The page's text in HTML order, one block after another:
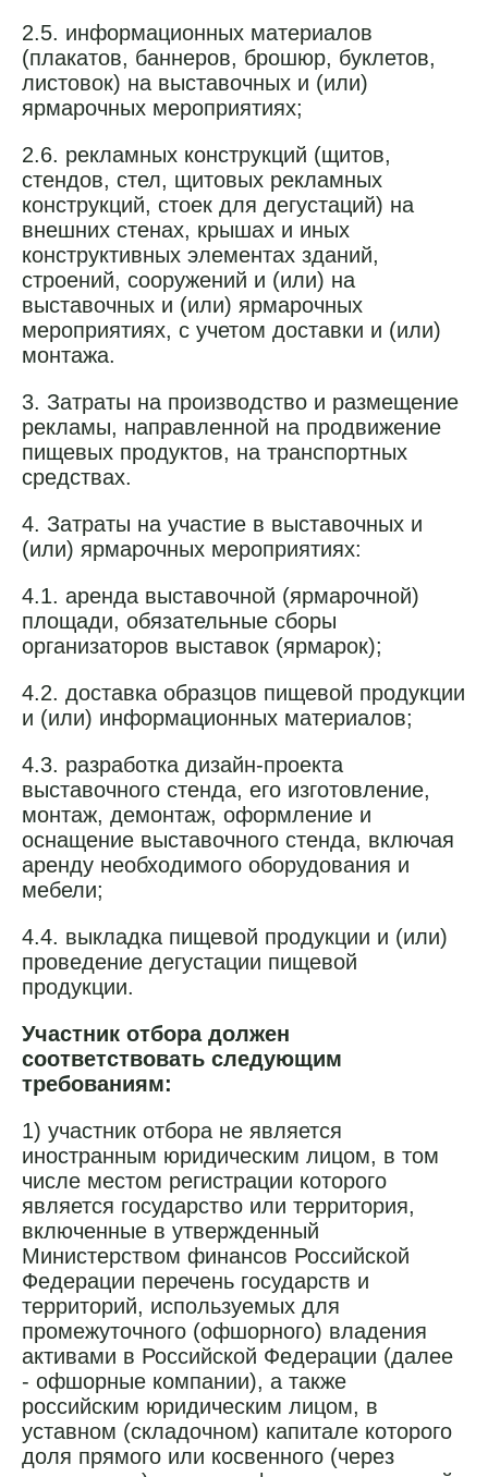
2.5. информационных материалов
(плакатов, баннеров, брошюр, буклетов,
листовок) на выставочных и (или)
ярмарочных мероприятиях;
2.6. рекламных конструкций (щитов,
стендов, стел, щитовых рекламных
конструкций, стоек для дегустаций) на
внешних стенах, крышах и иных
конструктивных элементах зданий,
строений, сооружений и (или) на
выставочных и (или) ярмарочных
мероприятиях, с учетом доставки и (или)
монтажа.
3. Затраты на производство и размещение
рекламы, направленной на продвижение
пищевых продуктов, на транспортных
средствах.
4. Затраты на участие в выставочных и
(или) ярмарочных мероприятиях:
4.1. аренда выставочной (ярмарочной)
площади, обязательные сборы
организаторов выставок (ярмарок);
4.2. доставка образцов пищевой продукции
и (или) информационных материалов;
4.3. разработка дизайн-проекта
выставочного стенда, его изготовление,
монтаж, демонтаж, оформление и
оснащение выставочного стенда, включая
аренду необходимого оборудования и
мебели;
4.4. выкладка пищевой продукции и (или)
проведение дегустации пищевой
продукции.
Участник отбора должен
соответствовать следующим
требованиям:
1) участник отбора не является
иностранным юридическим лицом, в том
числе местом регистрации которого
является государство или территория,
включенные в утвержденный
Министерством финансов Российской
Федерации перечень государств и
территорий, используемых для
промежуточного (офшорного) владения
активами в Российской Федерации (далее
- офшорные компании), а также
российским юридическим лицом, в
уставном (складочном) капитале которого
доля прямого или косвенного (через